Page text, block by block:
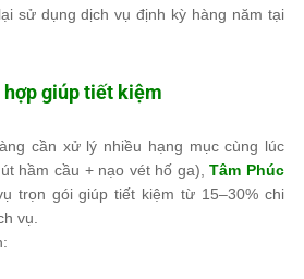
sử dụng dịch vụ định kỳ hàng năm tại
giúp tiết kiệm
cần xử lý nhiều hạng mục cùng lúc
hầm cầu + nạo vét hố ga),Tâm Phúc
trọn gói giúp tiết kiệm từ 15–30% chi
vụ.